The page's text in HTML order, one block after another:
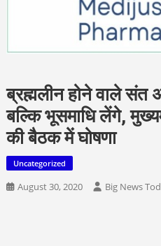
ब्रह्मलीन होने वाले संत
बल्कि भूसमाधि लेंगे,
की बैठक में घोषणा
Uncategorized
August 30, 2020 Big News